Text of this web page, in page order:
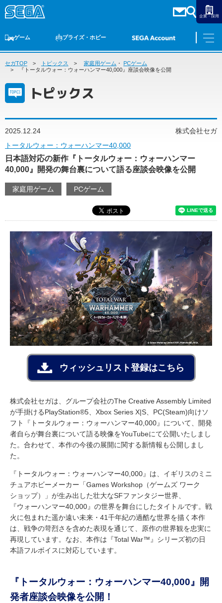
企業・採用
ゲーム
ゲームTOP 家庭用ゲーム PCゲーム スマホゲーム
プライズ・ホビー
プライズ トイ S-FIRE セガ ラッキーくじ
オンライン
ゲーム
ゲームTOP
家庭用ゲーム
アーケードゲーム
プライズ・ホビー
トイ
S-FIRE
セガ ラッキーくじ
セガ ラッキーくじ
ダーツ
セガTOP トピックス 家庭用ゲーム ・ PCゲーム
『トータルウォー：ウォーハンマー40,000』座談会映像を公開
トピックス
2025.12.24
株式会社セガ
トータルウォー：ウォーハンマー40,000
日本語対応の新作『トータルウォー：ウォーハンマー
40,000』開発の舞台裏について語る座談会映像を公開
家庭用ゲーム PCゲーム
ウィッシュリスト登録はこちら
株式会社セガは、グループ会社のThe Creative Assembly Limited
が手掛けるPlayStation®5、Xbox Series X|S、PC(Steam)向けソ
フト『トータルウォー：ウォーハンマー40,000』について、開発
者自らが舞台裏について語る映像をYouTubeにて公開いたしまし
た。合わせて、本作の今後の展開に関する新情報も公開しまし
た。
『トータルウォー：ウォーハンマー40,000』は、イギリスのミニ
チュアホビーメーカー「Games Workshop（ゲームズ ワーク
ショップ）」が生み出した壮大なSFファンタジー世界、
『ウォーハンマー40,000』の世界を舞台にしたタイトルです。戦
火に包まれた遥か遠い未来・41千年紀の過酷な世界を描く本作
は、戦争の苛烈さを含めた表現を通じて、原作の世界観を忠実に
再現しています。なお、本作は『Total War™』シリーズ初の日
本語フルボイスに対応しています。
『トータルウォー：ウォーハンマー40,000』開
発者座談会映像を公開！